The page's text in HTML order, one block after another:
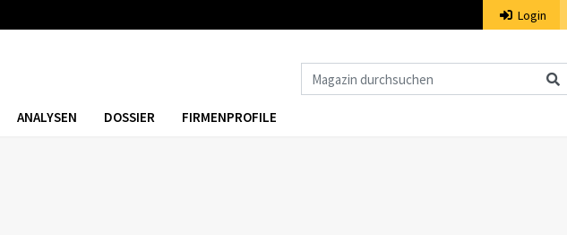
Login
ANALYSEN DOSSIER FIRMENPROFILE